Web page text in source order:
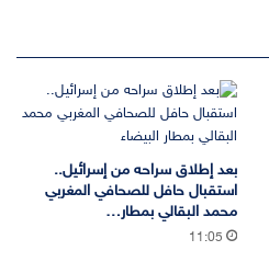
بعد إطلاق سراحه من إسرائيل..
استقبال حافل للصحافي المغربي
محمد البقالي بمطار…
11:05